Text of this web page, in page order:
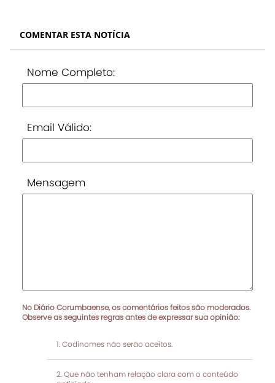
COMENTAR ESTA NOTÍCIA
Nome Completo:
Email Válido:
Mensagem
No Diário Corumbaense, os comentários feitos são moderados.
Observe as seguintes regras antes de expressar sua opinião:
Codinomes não serão aceitos.
Que não tenham relação clara com o conteúdo